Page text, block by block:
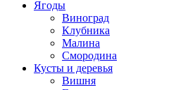
Ягоды
Виноград
Клубника
Малина
Смородина
Кусты и деревья
Вишня